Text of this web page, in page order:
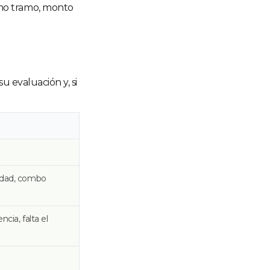
tramo, monto
evaluación y, si
combo
falta el